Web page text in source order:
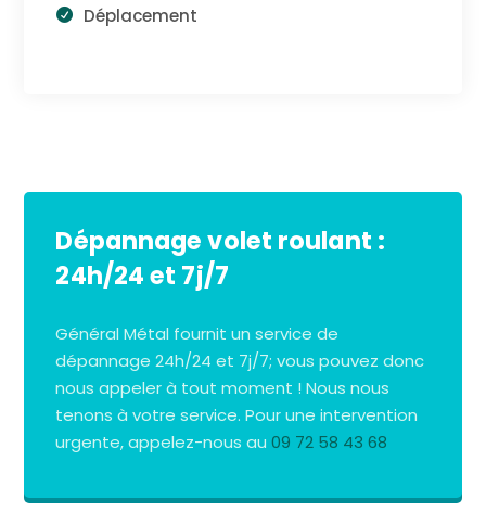
Déplacement
Dépannage volet roulant :
24h/24 et 7j/7
Général Métal fournit un service de
dépannage 24h/24 et 7j/7; vous pouvez donc
nous appeler à tout moment ! Nous nous
tenons à votre service. Pour une intervention
urgente, appelez-nous au09 72 58 43 68